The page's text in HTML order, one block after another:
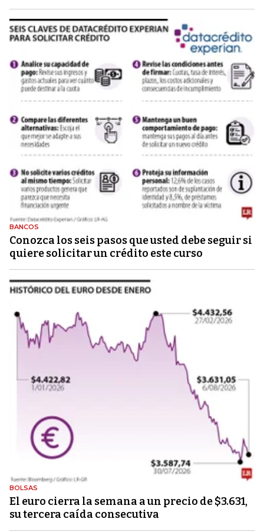
BANCOS
Conozca los seis pasos que usted debe seguir si
quiere solicitar un crédito este curso
BOLSAS
El euro cierra la semana a un precio de $3.631,
su tercera caída consecutiva